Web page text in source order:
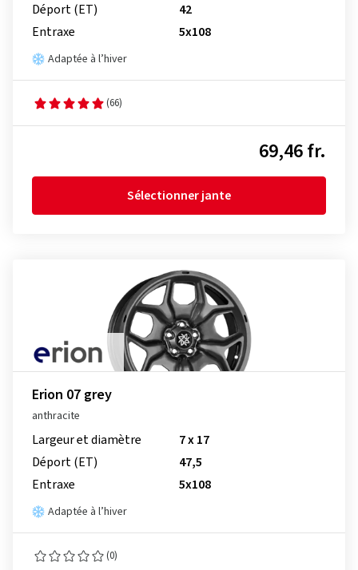
Déport (ET)
42
Entraxe
5x108
Adaptée à l’hiver
(66)
69,46 fr.
Sélectionner jante
Erion 07 grey
anthracite
Largeur et diamètre
7 x 17
Déport (ET)
47,5
Entraxe
5x108
Adaptée à l’hiver
(0)